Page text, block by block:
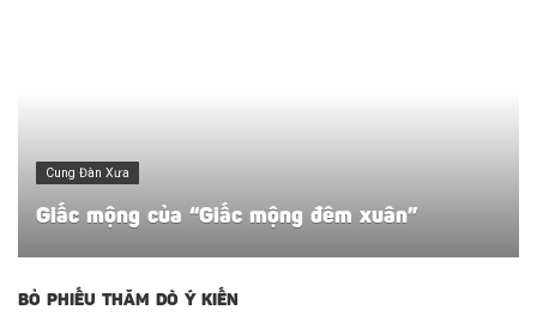
Cung Đàn Xưa
Giấc mộng của “Giấc mộng đêm xuân”
BỎ PHIẾU THĂM DÒ Ý KIẾN